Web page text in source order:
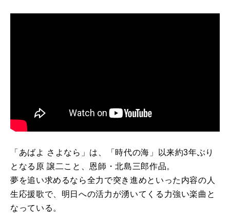
「あばよ さよなら」は、「時代の海」以来約3年ぶり
となる原 譲二こと、恩師・北島三郎作品。
夢を追い求めるなら全力で突き進めといった内容の人
生応援歌で、明日への活力が湧いてくる力強い楽曲と
なっている。